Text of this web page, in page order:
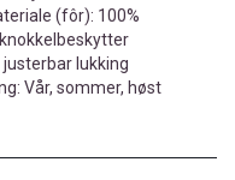
(fôr): 100%
lukking
Vår, sommer, høst